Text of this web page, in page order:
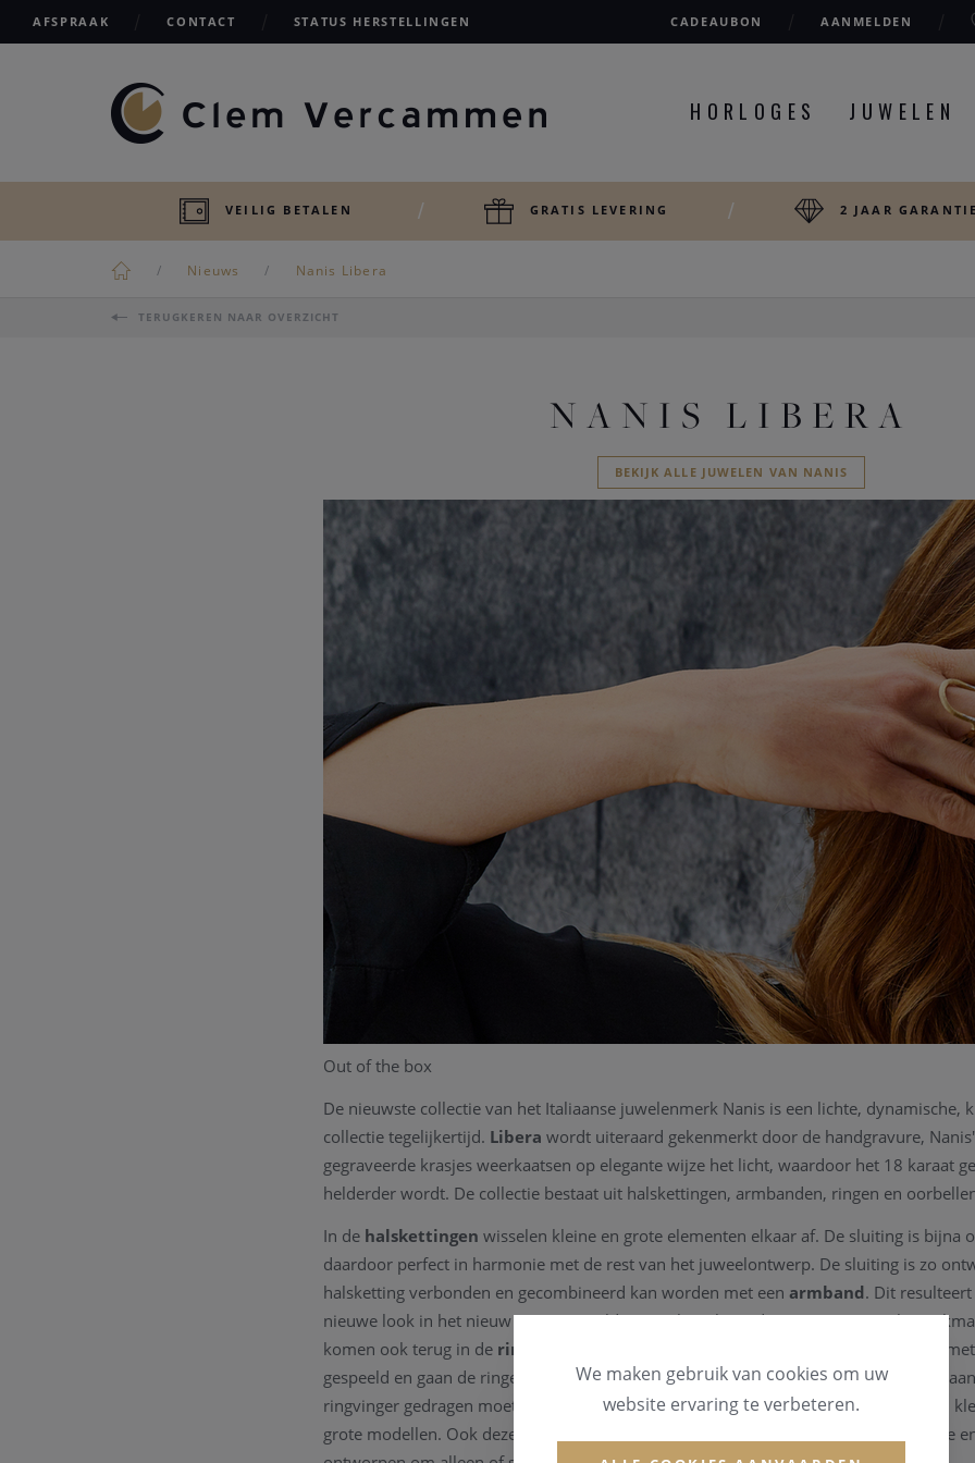
AFSPRAAK CONTACT STATUS HERSTELLINGEN CADEAUBON AANMELDEN
HORLOGES JUWELEN
VEILIG BETALEN GRATIS LEVERING 2 JAAR
Nieuws Nanis Libera
TERUGKEREN NAAR OVERZICHT
NANIS LIBERA
BEKIJK ALLE JUWELEN VAN NANIS
Out of the box
De nieuwste collectie van het Italiaanse juwelenmerk Nanis is een lichte, dynamische,
collectie tegelijkertijd. Libera wordt uiteraard gekenmerkt door de handgravure,
gegraveerde krasjes weerkaatsen op elegante wijze het licht, waardoor het 18 karaat
helderder wordt. De collectie bestaat uit halskettingen, armbanden, ringen en
In de halskettingen wisselen kleine en grote elementen elkaar af. De sluiting is bijna
daardoor perfect in harmonie met de rest van het juweelontwerp. De sluiting is zo
halsketting verbonden en gecombineerd kan worden met een armband. Dit
nieuwe look in het nieuw samengestelde juweel. De levendige creativiteit en het
komen ook terug in de ringen
van de Libera collectie. In hun design wordt met
gespeeld en gaan de ringen out of the box, zoals in het geval van de ring die samen
ringvinger gedragen moet worden. En tenslotte zijn er deoorbellen, verkrijgbaar in
grote modellen. Ook deze collectiestukken zijn een samensmelting van minimalisme
We maken gebruik van cookies om uw
website ervaring te verbeteren.